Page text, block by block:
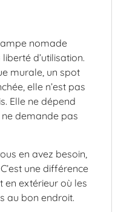
nomade
d’utilisation.
murale, un spot
elle n’est pas
Elle ne dépend
ne demande pas
en avez besoin,
une différence
en extérieur où les
au bon endroit.